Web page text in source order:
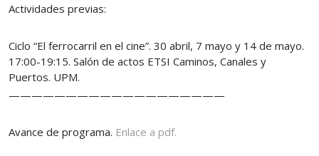
Actividades previas:
Ciclo “El ferrocarril en el cine”. 30 abril, 7 mayo y 14 de mayo.
17:00-19:15. Salón de actos ETSI Caminos, Canales y
Puertos. UPM.
———————————————————
Avance de programa. Enlace a pdf.